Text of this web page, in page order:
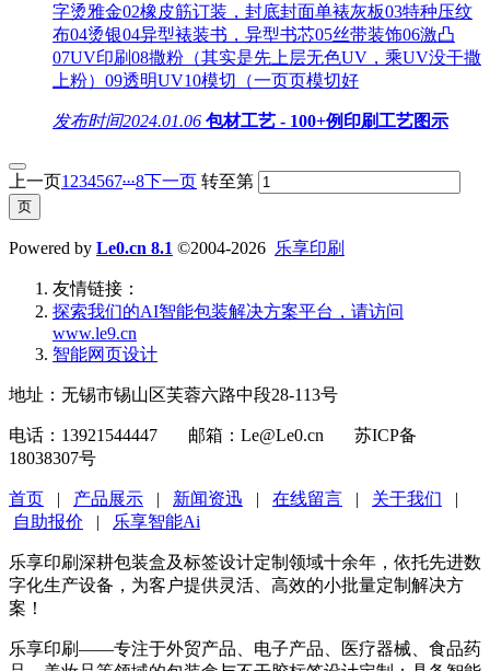
字烫雅金02橡皮筋订装，封底封面单裱灰板03特种压纹
布04烫银04异型裱装书，异型书芯05丝带装饰06激凸
07UV印刷08撒粉（其实是先上层无色UV，乘UV没干撒
上粉）09透明UV10模切（一页页模切好
发布时间2024.01.06 包材工艺 - 100+例印刷工艺图示
上一页1 234567...8下一页 转至第
Powered by Le0.cn 8.1 ©2004-2026 乐享印刷
友情链接：
探索我们的‌AI智能包装解决方案平台‌，请访问
www.le9.cn
智能网页设计
地址：无锡市锡山区芙蓉六路中段28-113号
电话：13921544447 邮箱：Le@Le0.cn 苏ICP备
18038307号
首页 | 产品展示 | 新闻资迅 | 在线留言 | 关于我们 |
自助报价 | 乐享智能Ai
乐享印刷深耕包装盒及标签设计定制领域十余年，依托先进数
字化生产设备，为客户提供灵活、高效的小批量定制解决方
案！
乐享印刷——专注于外贸产品、电子产品、医疗器械、食品药